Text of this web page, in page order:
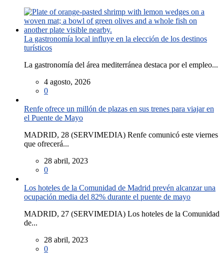
La gastronomía local influye en la elección de los destinos
turísticos
La gastronomía del área mediterránea destaca por el empleo...
4 agosto, 2026
0
Renfe ofrece un millón de plazas en sus trenes para viajar en
el Puente de Mayo
MADRID, 28 (SERVIMEDIA) Renfe comunicó este viernes
que ofrecerá...
28 abril, 2023
0
Los hoteles de la Comunidad de Madrid prevén alcanzar una
ocupación media del 82% durante el puente de mayo
MADRID, 27 (SERVIMEDIA) Los hoteles de la Comunidad
de...
28 abril, 2023
0